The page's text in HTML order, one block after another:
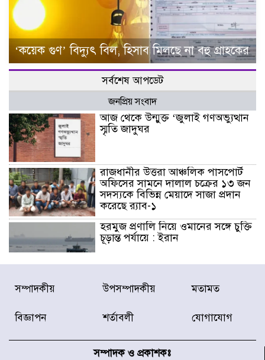
‘কয়েক গুণ’ বিদ্যুৎ বিল, হিসাব মিলছে না বহু গ্রাহকের
সর্বশেষ আপডেট
জনপ্রিয় সংবাদ
আজ থেকে উন্মুক্ত ‘জুলাই গণঅভ্যুত্থান
স্মৃতি জাদুঘর
রাজধানীর উত্তরা আঞ্চলিক পাসপোর্ট
অফিসের সামনে দালাল চক্রের ১৩ জন
সদস্যকে বিভিন্ন মেয়াদে সাজা প্রদান
করেছে র‌্যাব-১
হরমুজ প্রণালি নিয়ে ওমানের সঙ্গে চুক্তি
চূড়ান্ত পর্যায়ে : ইরান
প্রত্যেক অপরাধীর বিচার এ দেশেই
হবে, সে যত শক্তিশালীই হোক না কেন,
প্রতিমন্ত্রী মীর হেলাল
সম্পাদকীয় উপসম্পাদকীয় মতামত
বিজ্ঞাপন শর্তাবলী যোগাযোগ
সম্পাদক ও প্রকাশকঃ